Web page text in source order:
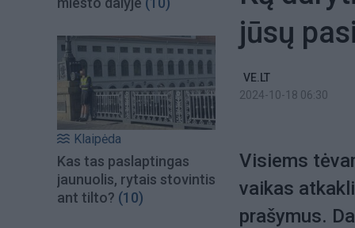
Klaipėda
Kas tas paslaptingas
jaunuolis, rytais stovintis
ant tilto? (10)
jūsų
VE.LT
2024-10-18 06:30
Visiems
vaikas
prašymus.